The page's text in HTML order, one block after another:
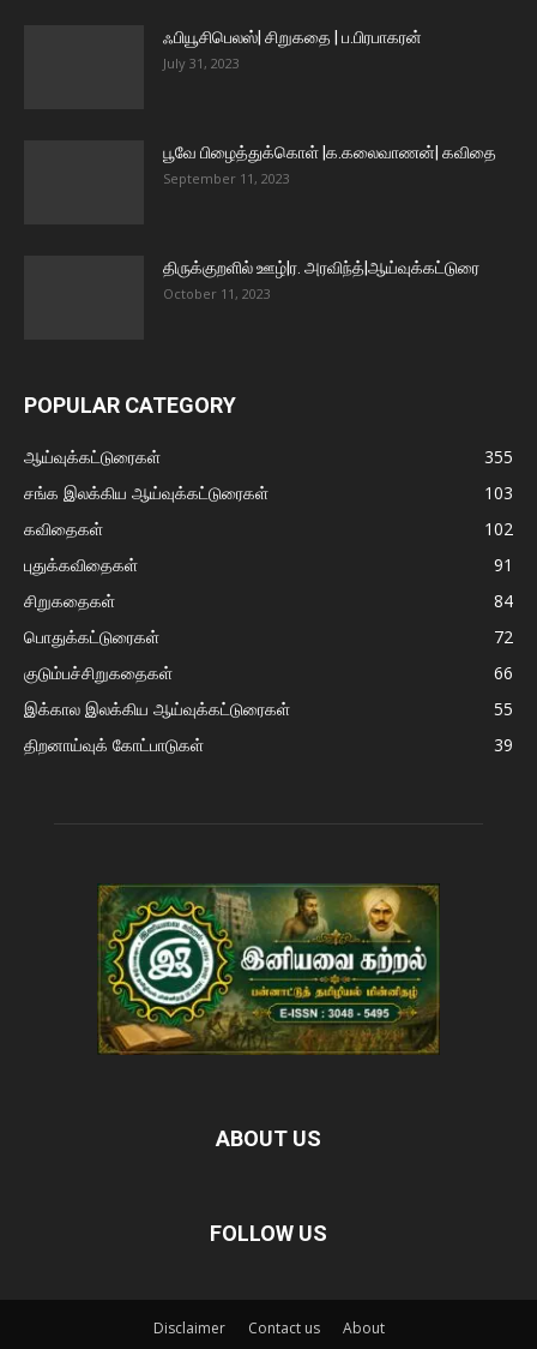
ஃபியூசிபெலஸ்| சிறுகதை | ப.பிரபாகரன்
July 31, 2023
பூவே பிழைத்துக்கொள் |க.கலைவாணன்| கவிதை
September 11, 2023
திருக்குறளில் ஊழ்|ர. அரவிந்த்|ஆய்வுக்கட்டுரை
October 11, 2023
POPULAR CATEGORY
ஆய்வுக்கட்டுரைகள்
355
சங்க இலக்கிய ஆய்வுக்கட்டுரைகள்
103
கவிதைகள்
102
புதுக்கவிதைகள்
91
சிறுகதைகள்
84
பொதுக்கட்டுரைகள்
72
குடும்பச்சிறுகதைகள்
66
இக்கால இலக்கிய ஆய்வுக்கட்டுரைகள்
55
திறனாய்வுக் கோட்பாடுகள்
39
ABOUT US
FOLLOW US
Disclaimer Contact us About